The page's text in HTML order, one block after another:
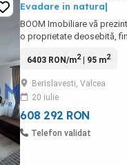
Evadare in natura|
BOOM Imobiliare vă
o proprietate deosebită,
liniștită din satul
rezidență de vacanță,
modern în mijlocul naturii și
pentru mutare ...
6403 RON/m2| 95 m2
Berislavesti, Valcea
20 iulie
608 292 RON
Telefon validat